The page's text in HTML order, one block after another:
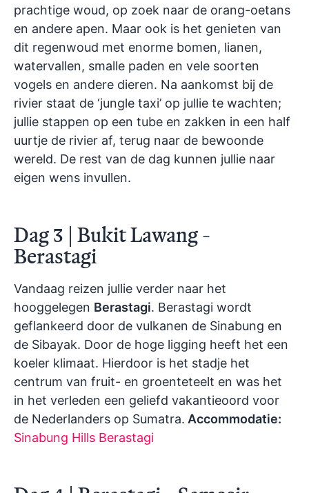
prachtige woud, op zoek naar de orang-oetans
en andere apen. Maar ook is het genieten van
dit regenwoud met enorme bomen, lianen,
watervallen, smalle paden en vele soorten
vogels en andere dieren. Na aankomst bij de
rivier staat de ‘jungle taxi’ op jullie te wachten;
jullie stappen op een tube en zakken in een half
uurtje de rivier af, terug naar de bewoonde
wereld. De rest van de dag kunnen jullie naar
eigen wens invullen.
Dag 3 | Bukit Lawang -
Berastagi
Vandaag reizen jullie verder naar het
hooggelegen Berastagi. Berastagi wordt
geflankeerd door de vulkanen de Sinabung en
de Sibayak. Door de hoge ligging heeft het een
koeler klimaat. Hierdoor is het stadje het
centrum van fruit- en groenteteelt en was het
in het verleden een geliefd vakantieoord voor
de Nederlanders op Sumatra. Accommodatie:
Sinabung Hills Berastagi